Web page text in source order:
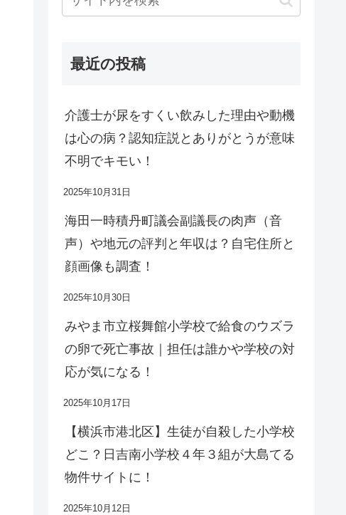
最近の投稿
介護士が尿をすくい飲みした理由や動機
は心の病？認知症説とありがとうが意味
不明でキモい！
2025年10月31日
海田一時積丹町議会副議長の肉声（音
声）や地元の評判と年収は？自宅住所と
顔画像も調査！
2025年10月30日
みやま市立桜舞館小学校で給食のウズラ
の卵で死亡事故｜担任は誰かや学校の対
応が気になる！
2025年10月17日
【横浜市港北区】生徒が自殺した小学校
どこ？日吉南小学校４年３組が大島てる
物件サイトに！
2025年10月12日